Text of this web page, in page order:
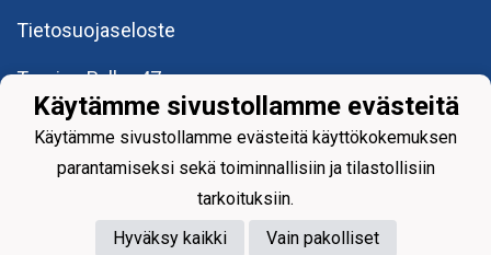
Tietosuojaseloste
Tornion Pallo -47 ry
Teollisuuskatu 8-10
95420 Tornio
+35840591 9275
office@tp47.com
Käytämme sivustollamme evästeitä
Käytämme sivustollamme evästeitä käyttökokemuksen
parantamiseksi sekä toiminnallisiin ja tilastollisiin
tarkoituksiin.
Hyväksy kaikki
Vain pakolliset